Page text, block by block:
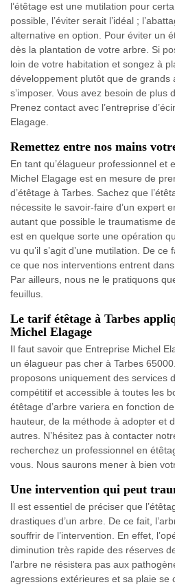
l’étêtage est une mutilation pour
possible, l’éviter serait l’idéal ;
alternative en option. Pour éviter un
dès la plantation de votre arbre. Si
loin de votre habitation et songez à
développement plutôt que de grands
s’imposer. Vous avez besoin de plus
Prenez contact avec l’entreprise
Elagage.
Remettez entre nos mains
En tant qu’élagueur professionnel et
Michel Elagage est en mesure de
d’étêtage à Tarbes. Sachez que
nécessite le savoir-faire d’un expert
autant que possible le traumatisme
est en quelque sorte une opération
vu qu’il s’agit d’une mutilation. De
ce que nos interventions entrent
Par ailleurs, nous ne le pratiquons
feuillus.
Le tarif étêtage à Tarbes
Michel Elagage
Il faut savoir que Entreprise Michel
un élagueur pas cher à Tarbes
proposons uniquement des services
compétitif et accessible à toutes les
étêtage d’arbre variera en fonction
hauteur, de la méthode à adopter et
autres. N’hésitez pas à contacter
recherchez un professionnel en
vous. Nous saurons mener à bien
Une intervention qui peut
Il est essentiel de préciser que
drastiques d’un arbre. De ce fait,
souffrir de l’intervention. En effet,
diminution très rapide des réserves
l’arbre ne résistera pas aux
agressions extérieures et sa plaie se